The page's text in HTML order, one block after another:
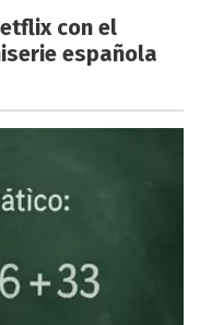
con el
española